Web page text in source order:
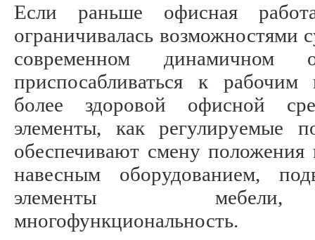
Если раньше офисная
ограничивалась
современном динамичном
приспосабливаться к
более здоровой офисной
элементы, как регулируемые
обеспечивают смену положения
навесным оборудованием,
элементы мебели,
многофункциональность.